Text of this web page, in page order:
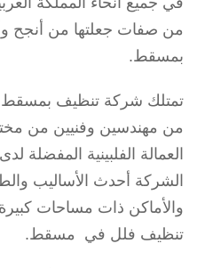
من صفات جعلتها من أنجح
بمسقط.
تمتلك شركة تنظيف
من مهندسين وفنيين من
العمالة الفلبينية المفضلة
الشركة أحدث الأساليب
والأماكن ذات مساحات
تنظيف فلل في مسقط.